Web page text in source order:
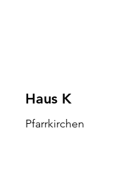
Haus K
Pfarrkirchen